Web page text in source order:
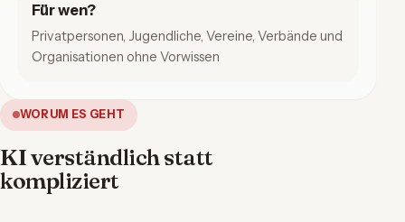
Für wen?
Privatpersonen, Jugendliche, Vereine, Verbände und
Organisationen ohne Vorwissen
WORUM ES GEHT
KI verständlich statt
kompliziert